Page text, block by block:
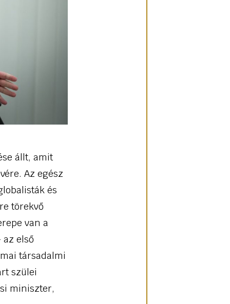
állt, amit
Az egész
és
törekvő
van a
első
társadalmi
szülei
miniszter,